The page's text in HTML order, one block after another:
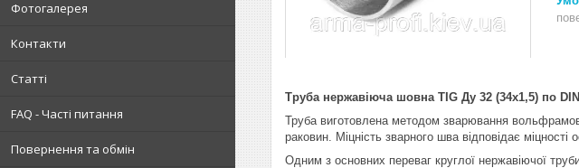
Фотогалерея
Контакти
Статті
FAQ - Часті питання
Повернення та обмін
Труба нержавіюча шовна TIG Ду 32 (34x1,5) по
Труба виготовлена методом зварювання
раковин. Міцність зварного шва відповідає міцності
Одним з основних переваг круглої нержавіючої